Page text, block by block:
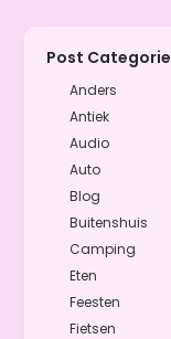
Post Categorie
Anders
Antiek
Audio
Auto
Blog
Buitenshuis
Camping
Eten
Feesten
Fietsen